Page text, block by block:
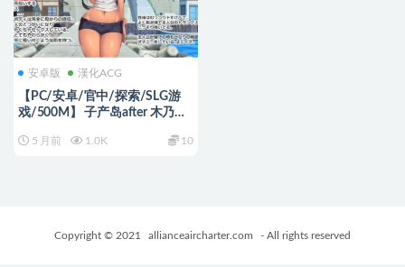
安卓版 漢化ACG
【PC/安卓/官中/探索/SLG游
戏/500M】 子产岛after 木乃美
版+PC+安卓+探索SLG游戏
5 月前 1.0K 10
Copyright © 2021 allianceaircharter.com - All rights reserved